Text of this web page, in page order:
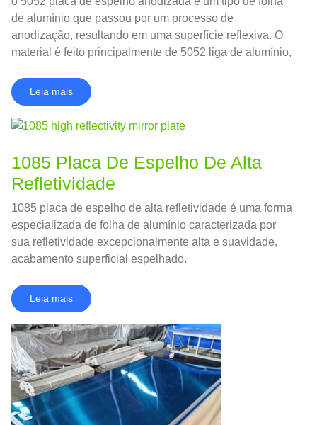
de alumínio que passou por um processo de
anodização, resultando em uma superfície reflexiva. O
material é feito principalmente de 5052 liga de alumínio,
corrosão e boa conformabilidade.
Leia mais
1085 Placa De Espelho De Alta
Refletividade
1085 placa de espelho de alta refletividade é uma forma
especializada de folha de alumínio caracterizada por
sua refletividade excepcionalmente alta e suavidade,
acabamento superficial espelhado.
Leia mais